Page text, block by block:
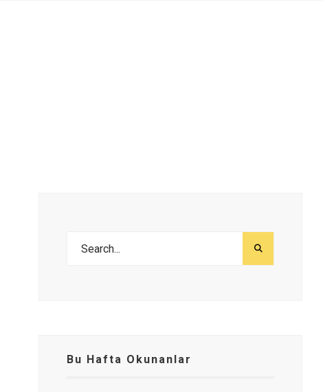
Bu Hafta Okunanlar